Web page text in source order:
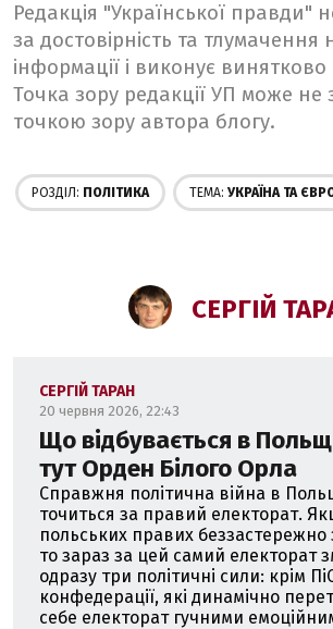
Редакція "Української правди"
за достовірність та тлумачення
інформації і виконує винятково
Точка зору редакції УП може не
точкою зору автора блогу.
РОЗДІЛ: ПОЛІТИКА ТЕМА: УКРАЇНА ТА
СЕРГІЙ
СЕРГІЙ ТАРАН
20 червня 2026, 22:43
Що відбувається в
тут Орден Білого Орла
Справжня політична війна в
точиться за правий електорат.
польських правих беззастережно
то зараз за цей самий електорат
одразу три політичні сили: крім
конфедерації, які динамічно
себе електорат гучними